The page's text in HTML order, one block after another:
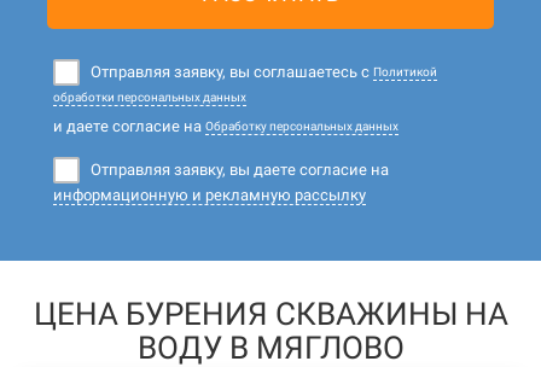
Отправляя заявку, вы соглашаетесь с Политикой
обработки персональных данных
и даете согласие на Обработку персональных данных
Отправляя заявку, вы даете согласие на
информационную и рекламную рассылку
ЦЕНА БУРЕНИЯ СКВАЖИНЫ НА
ВОДУ В МЯГЛОВО